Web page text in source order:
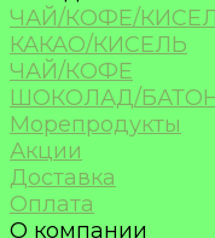
ЧАЙ/КОФЕ/
КАКАО/КИСЕЛЬ
ЧАЙ/КОФЕ
ШОКОЛАД/
Морепродукты
Акции
Доставка
Оплата
О компании